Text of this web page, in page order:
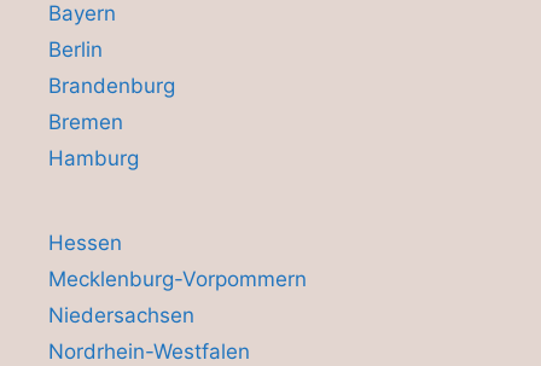
Bayern
Berlin
Brandenburg
Bremen
Hamburg
Hessen
Mecklenburg-Vorpommern
Niedersachsen
Nordrhein-Westfalen